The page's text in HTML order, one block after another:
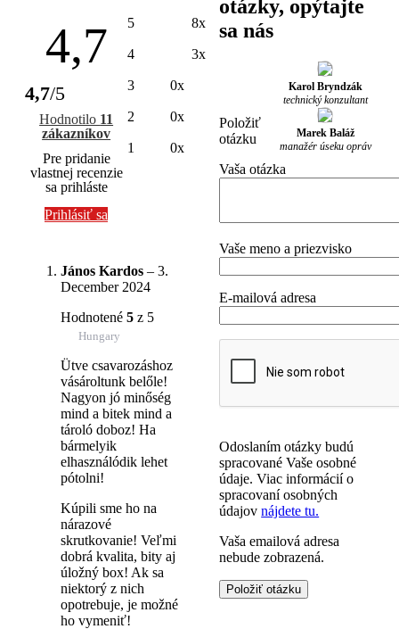
4,7
4,7/5
Hodnotilo 11
zákazníkov
Pre pridanie
vlastnej recenzie
sa prihláste
Prihlásiť sa
5 8x
4 3x
3 0x
2 0x
1 0x
János Kardos – 3.
December 2024
Hodnotené 5 z 5
Hungary
Ütve csavarozáshoz
vásároltunk belőle!
Nagyon jó minőség
mind a bitek mind a
tároló doboz! Ha
bármelyik
elhasználódik lehet
pótolni!
Kúpili sme ho na
nárazové
skrutkovanie! Veľmi
dobrá kvalita, bity aj
úložný box! Ak sa
niektorý z nich
opotrebuje, je možné
ho vymeniť!
otázky, opýtajte
sa nás
Karol Bryndzák
technický konzultant
Marek Baláž
manažér úseku opráv
Položiť
otázku
Vaša otázka
Vaše meno a priezvisko
E-mailová adresa
Odoslaním otázky budú
spracované Vaše osobné
údaje. Viac informácií o
spracovaní osobných
údajovnájdete tu.
Vaša emailová adresa
nebude zobrazená.